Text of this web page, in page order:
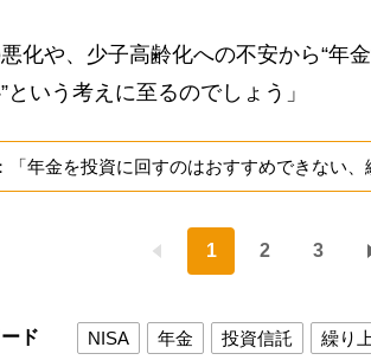
化や、少子高齢化への不安から“年
という考えに至るのでしょう」
「年金を投資に回すのはおすすめできない、
1 2 3
ド NISA 年金 投資信託 繰り